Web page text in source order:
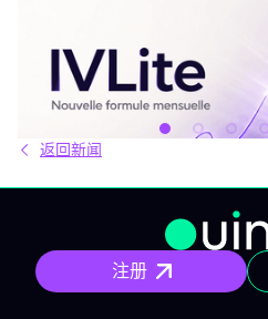
IVLite：IVT精华通知，每月仅29欧
顾，直接送达您的手机与电脑，仅
而是过剩。每天都有数十种分析、
场中。结果就是：你推迟，把事情
场，而不是主动掌控。 IVLite正是
29€，只为你提供一件事：IVT的核
么？ IVLite即IVT通知的访问权，仅
和电脑上收到IVT教练们制作的清晰
信息流，无需额外的动态，不会有
但有正职工作、有生活，无法整天
些内容？ 精确的市场信息 清晰的情
确聚焦要点，不会分心。 明确的计
预期情景与失效点。你不是临场才
期简报 市场波动时，我们抓住波动
返回新闻
注册